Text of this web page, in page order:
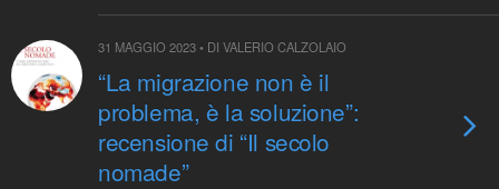
31 MAGGIO 2023 • DI VALERIO CALZOLAIO
“La migrazione non è il
problema, è la soluzione”:
recensione di “Il secolo
nomade”